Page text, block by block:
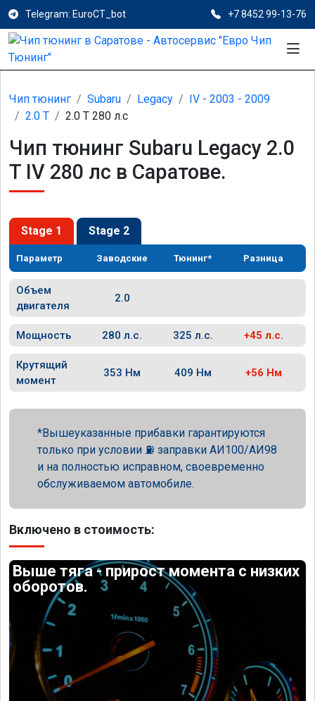
Telegram: EuroCT_bot +7 8452 99-13-76
Чип тюнинг Subaru Legacy
IV - 2003 - 2009
2.0 T
2.0 T 280 л.с
Чип тюнинг Subaru Legacy 2.0
T IV 280 лс в Саратове.
Stage 1 Stage 2
Параметр Заводские Тюнинг* Разница
Объем
двигателя
2.0
Мощность 280 л.с. 325 л.с. +45 л.с.
Крутящий
момент
353 Нм 409 Нм +56 Нм
Вышеуказанные прибавки гарантируются
только при условии ⛽ заправки АИ100/АИ98
и на полностью исправном, своевременно
обслуживаемом автомобиле.
Включено в стоимость:
Выше тяга - прирост момента с низких
оборотов.